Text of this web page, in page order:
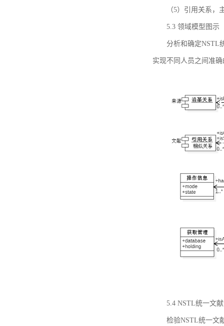
（5）引用关系，
5.3 领域模型图示
分析和确定NSTL
实现不同人员之间准
5.4 NSTL统一文
检验NSTL统一文